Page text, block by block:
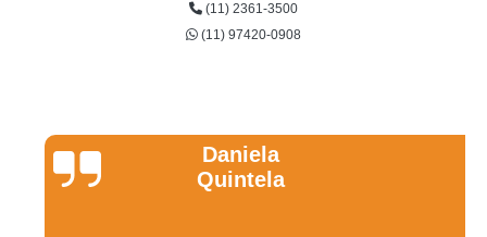
(11) 2361-3500
(11) 97420-0908
Daniela
Quintela